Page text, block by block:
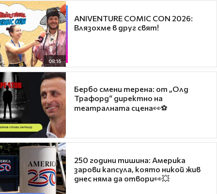
08:16
ANIVENTURE COMIC CON 2026:
Влязохме в друг свят!
Бербо смени терена: от „Олд
Трафорд“ директно на
театралната сцена👀⚽
250 години тишина: Америка
зарови капсула, която никой жив
днес няма да отвори👀💥